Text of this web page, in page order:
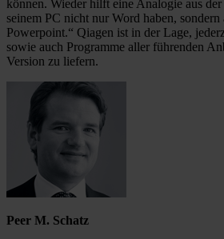
können. Wieder hilft eine Analogie aus
seinem PC nicht nur Word haben,
Powerpoint.“ Qiagen ist in der Lage,
sowie auch Programme aller führenden
Version zu liefern.
Peer M. Schatz